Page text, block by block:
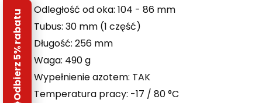
Odległość od oka: 104 - 86 mm
Tubus: 30 mm (1 część)
Długość: 256 mm
Waga: 490 g
Wypełnienie azotem: TAK
Temperatura pracy: -17 / 80 °C
Odbierz 5% rabatu